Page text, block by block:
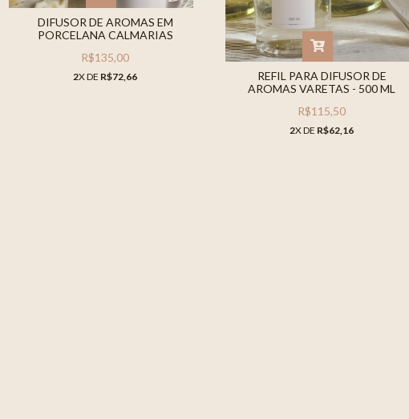
DIFUSOR DE AROMAS EM
PORCELANA CALMARIAS
R$135,00
2X DE R$72,66
REFIL PARA DIFUSOR DE
AROMAS VARETAS - 500 ML
R$115,50
2X DE R$62,16